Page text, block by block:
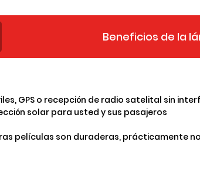
Beneficios de la
GPS o recepción de radio satelital sin
solar para usted y sus pasajeros
películas son duraderas, prácticamente